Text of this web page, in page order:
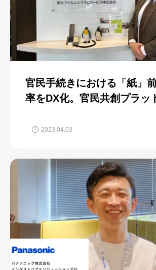
官民手続きにおける「紙」
率をDX化。官民共創プラッ
2023.04.03